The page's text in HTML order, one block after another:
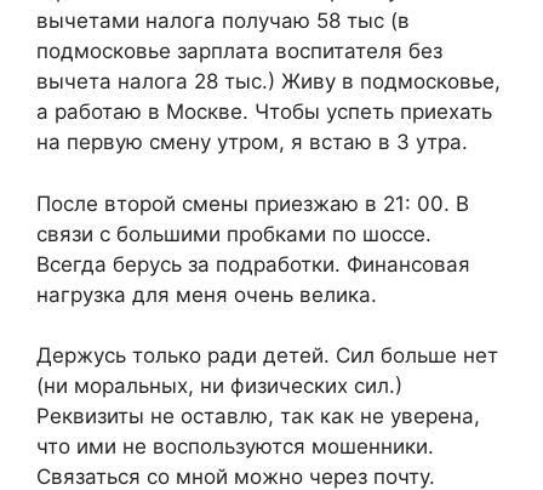
вычетами налога получаю 58 тыс (в
подмосковье зарплата воспитателя без
вычета налога 28 тыс.) Живу в подмосковье,
а работаю в Москве. Чтобы успеть приехать
на первую смену утром, я встаю в 3 утра.
После второй смены приезжаю в 21: 00. В
связи с большими пробками по шоссе.
Всегда берусь за подработки. Финансовая
нагрузка для меня очень велика.
Держусь только ради детей. Сил больше нет
(ни моральных, ни физических сил.)
Реквизиты не оставлю, так как не уверена,
что ими не воспользуются мошенники.
Связаться со мной можно через почту.